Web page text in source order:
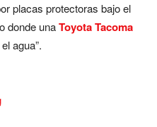
placas protectoras bajo el
donde unaToyota Tacoma
agua”.